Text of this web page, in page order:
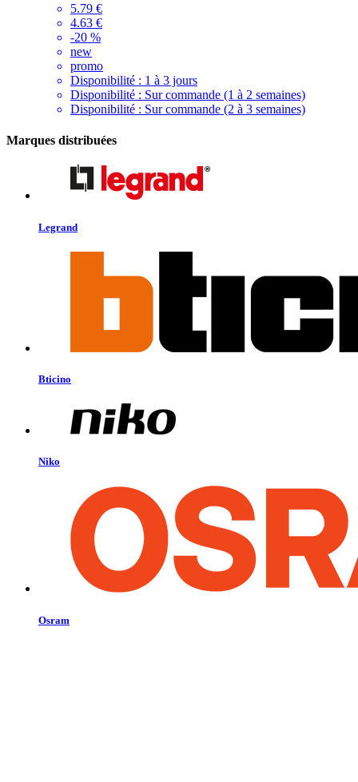
5.79 €
4.63 €
-20 %
new
promo
Disponibilité : 1 à 3 jours
Disponibilité : Sur commande (1 à 2 semaines)
Disponibilité : Sur commande (2 à 3 semaines)
Marques distribuées
Legrand
Bticino
Niko
Osram